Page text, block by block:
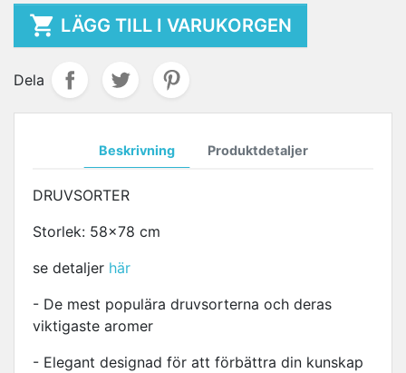
 LÄGG TILL I VARUKORGEN
Dela
Beskrivning Produktdetaljer
DRUVSORTER
Storlek: 58x78 cm
se detaljer här
- De mest populära druvsorterna och deras
viktigaste aromer
- Elegant designad för att förbättra din kunskap